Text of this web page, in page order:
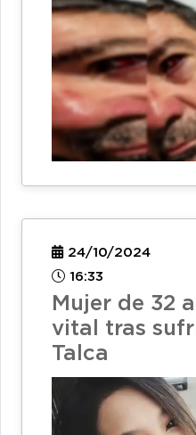
24/10/2024
16:33
Mujer de 32
vital tras
Talca